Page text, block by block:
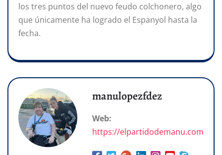
los tres puntos del nuevo feudo colchonero, algo
que únicamente ha logrado el Espanyol hasta la
fecha.
manulopezfdez
Web:
https://elpartidodemanu.com